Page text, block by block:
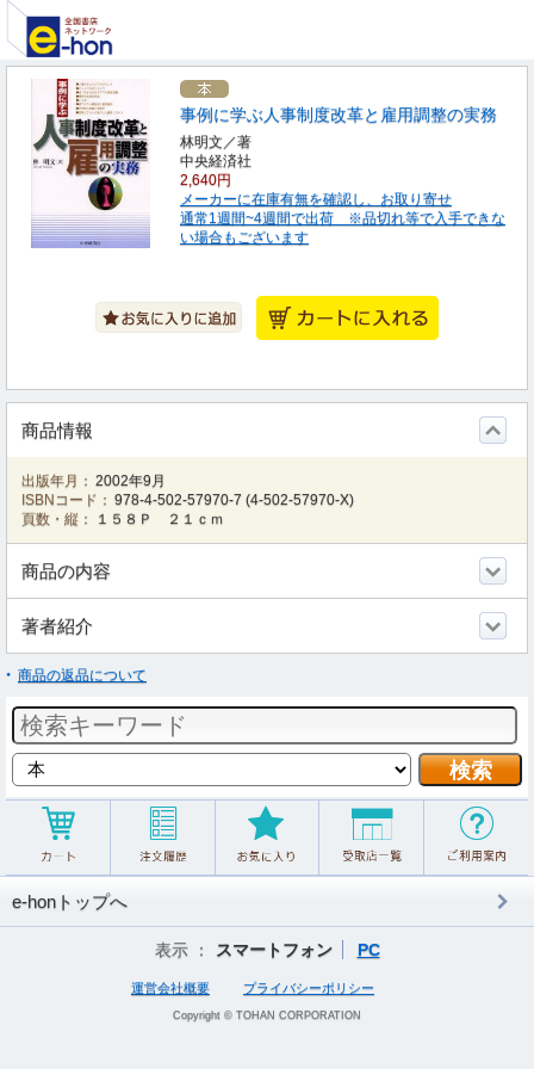
事例に学ぶ人事制度改革と雇用調整の実務
林明文／著
中央経済社
2,640円
メーカーに在庫有無を確認し、お取り寄せ
通常1週間~4週間で出荷 ※品切れ等で入手できな
い場合もございます
商品情報
出版年月： 2002年9月
ISBNコード： 978-4-502-57970-7 (4-502-57970-X)
頁数・縦：
１５８Ｐ ２１ｃｍ
商品の内容
著者紹介
商品の返品について
e-honトップへ
表示 ： スマートフォン PC
運営会社概要 プライバシーポリシー
Copyright © TOHAN CORPORATION